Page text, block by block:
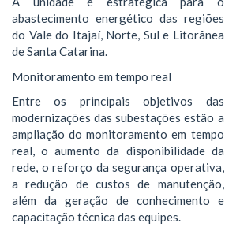
abastecimento energético das regiões
do Vale do Itajaí, Norte, Sul e Litorânea
de Santa Catarina.
Monitoramento em tempo real
Entre os principais objetivos das
modernizações das subestações estão a
ampliação do monitoramento em tempo
real, o aumento da disponibilidade da
rede, o reforço da segurança operativa,
a redução de custos de manutenção,
além da geração de conhecimento e
capacitação técnica das equipes.